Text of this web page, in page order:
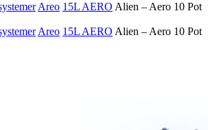
Areo 15L AERO Alien – Aero 10 Pot
Areo 15L AERO Alien – Aero 10 Pot